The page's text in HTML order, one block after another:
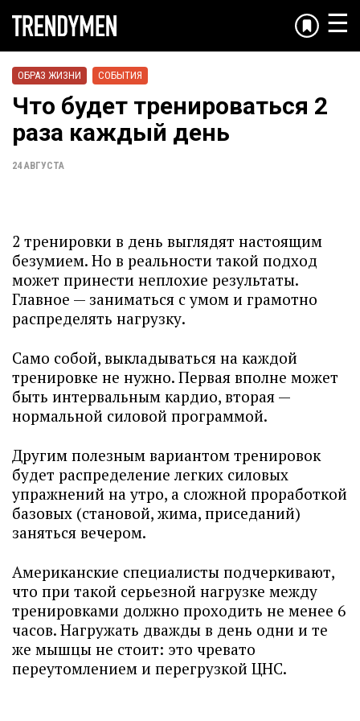
☰
ОБРАЗ ЖИЗНИ СОБЫТИЯ
Что будет тренироваться 2
раза каждый день
24 АВГУСТА
2 тренировки в день выглядят настоящим
безумием. Но в реальности такой подход
может принести неплохие результаты.
Главное — заниматься с умом и грамотно
распределять нагрузку.
Само собой, выкладываться на каждой
тренировке не нужно. Первая вполне может
быть интервальным кардио, вторая —
нормальной силовой программой.
Другим полезным вариантом тренировок
будет распределение легких силовых
упражнений на утро, а сложной проработкой
базовых (становой, жима, приседаний)
заняться вечером.
Американские специалисты подчеркивают,
что при такой серьезной нагрузке между
тренировками должно проходить не менее 6
часов. Нагружать дважды в день одни и те
же мышцы не стоит: это чревато
переутомлением и перегрузкой ЦНС.